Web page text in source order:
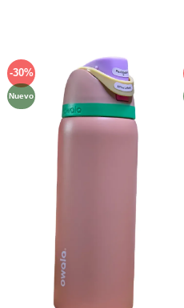
-30%
Nuevo
lista de
deseos